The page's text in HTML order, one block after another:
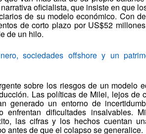
oficialista, que insiste en que
de su modelo económico. Con
de corto plazo por US$52
de un hilo.
sociedades offshore y un
sobre los riesgos de un modelo
Las políticas de Milei, lejos de
generado un entorno de
dificultades insalvables.
las cifras y los hechos cuentan
antes de que el colapso se generalice.